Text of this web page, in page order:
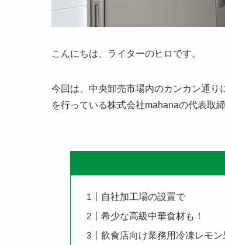
こんにちは、ライターのヒロです。
今回は、中央卸売市場内のカンカン通
を行っている株式会社mahanaの代表取締
自社加工場の設置で
希少な高級中華食材も！
飲食店向け業務用冷凍レモン